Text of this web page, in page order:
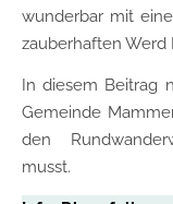
wunderbar mit
zauberhaften Werd
In diesem Beitrag
Gemeinde
den
musst.